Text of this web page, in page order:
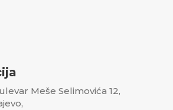
Meše Selimovića 12,